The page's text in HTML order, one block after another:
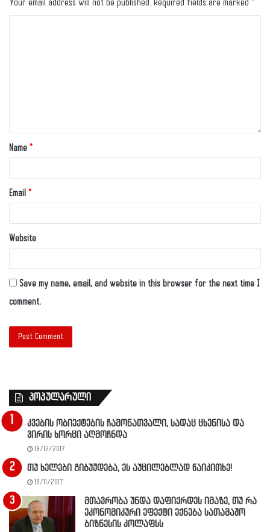
Your email address will not be published. Required fields are marked *
Name *
Email *
Website
Save my name, email, and website in this browser for the next time I
comment.
პოპულარული
კვების ობიექტების ჩამონათვალი, სადაც ცხენისა და
ვირის ხორცი აღმოჩნდა
19/12/2017
თუ ხელები გიბუჟდება, ეს აუცილებლად წაიკითხე!
19/11/2017
მთავრობა უნდა დაფიქრდეს იმაზე, თუ რა
ეკონომიკური ეფექტი ექნება სათამაშო
ბიზნესის კოლაფსს